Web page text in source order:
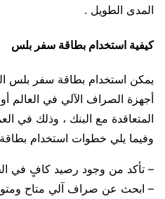
المدى الطويل .
كيفية استخدام بطاقة سفر بلس
يمكن استخدام بطاقة سفر بلس
أجهزة الصراف الآلي في العالم
المتعاقدة مع البنك ، وذلك في
وفيما يلي خطوات استخدام
– تأكد من وجود رصيد كافٍ في
– ابحث عن صراف آلي متاح